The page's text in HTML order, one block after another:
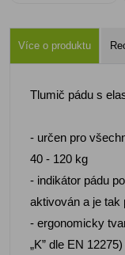
Více o produktu
Tlumič pádu s
- určen pro
40 - 120 kg
- indikátor pádu
aktivován a je tak
- ergonomicky
„K” dle EN